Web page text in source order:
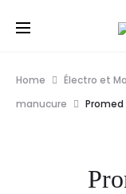
Home Électro et
manucure
Promed